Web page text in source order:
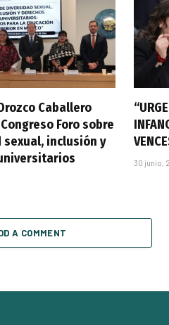
Caballero
Foro sobre
sexual, inclusión y
30 junio,
A COMMENT